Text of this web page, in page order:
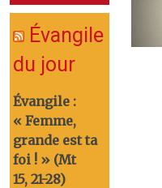
Évangile
du jour
Évangile :
« Femme,
grande est ta
foi ! » (Mt
15, 21-28)